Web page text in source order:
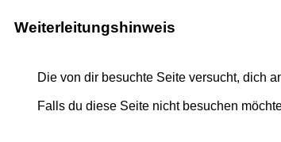
Weiterleitungshinweis
Die von dir besuchte Seite versucht, dich
Falls du diese Seite nicht besuchen